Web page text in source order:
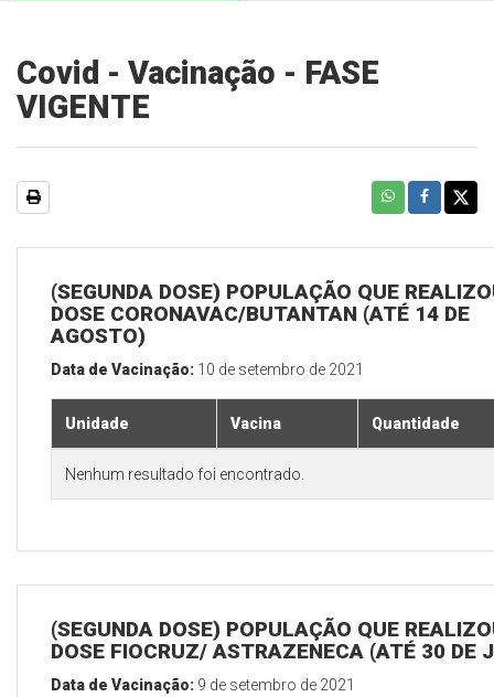
Covid - Vacinação - FASE
VIGENTE
(SEGUNDA DOSE) POPULAÇÃO QUE
DOSE CORONAVAC/BUTANTAN (ATÉ 14 DE
AGOSTO)
Data de Vacinação: 10 de setembro de 2021
Unidade Vacina Quantidade
Nenhum resultado foi encontrado.
(SEGUNDA DOSE) POPULAÇÃO QUE
DOSE FIOCRUZ/ ASTRAZENECA (ATÉ 30 DE
Data de Vacinação: 9 de setembro de 2021